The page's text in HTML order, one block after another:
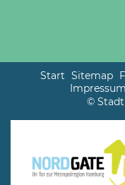
Start Sitemap
Impressum
©